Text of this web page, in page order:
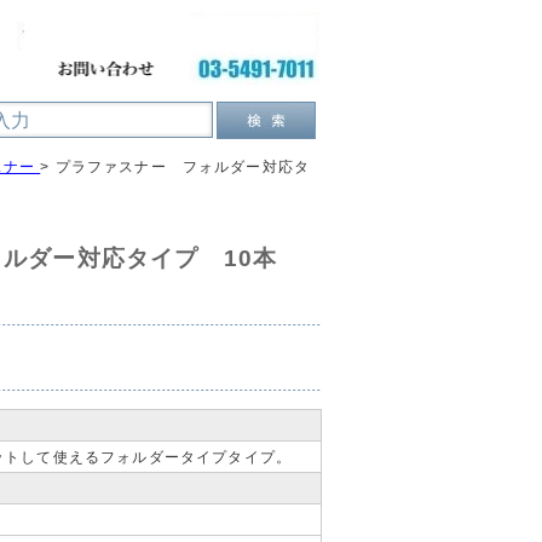
ー > プラファスナー フォルダー対応タ
ダー対応タイプ 10本
して使えるフォルダータイプタイプ。